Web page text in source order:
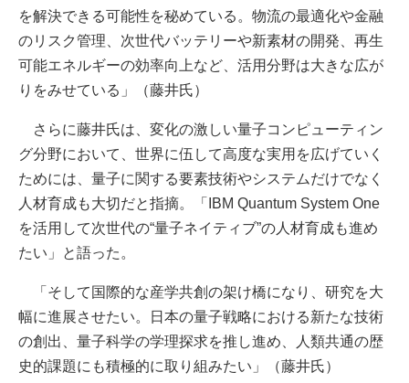
を解決できる可能性を秘めている。物流の最適化や金融
のリスク管理、次世代バッテリーや新素材の開発、再生
可能エネルギーの効率向上など、活用分野は大きな広が
りをみせている」（藤井氏）
さらに藤井氏は、変化の激しい量子コンピューティン
グ分野において、世界に伍して高度な実用を広げていく
ためには、量子に関する要素技術やシステムだけでなく
人材育成も大切だと指摘。「IBM Quantum System One
を活用して次世代の“量子ネイティブ”の人材育成も進め
たい」と語った。
「そして国際的な産学共創の架け橋になり、研究を大
幅に進展させたい。日本の量子戦略における新たな技術
の創出、量子科学の学理探求を推し進め、人類共通の歴
史的課題にも積極的に取り組みたい」（藤井氏）